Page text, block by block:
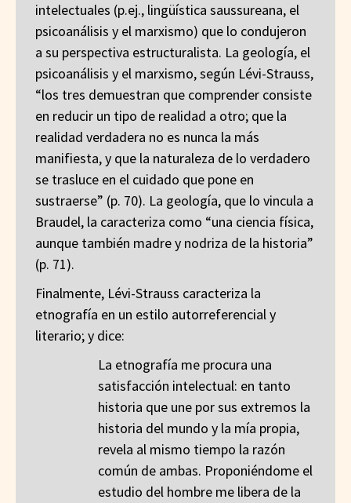
intelectuales (p.ej., lingüística saussureana, el
psicoanálisis y el marxismo) que lo condujeron
a su perspectiva estructuralista. La geología, el
psicoanálisis y el marxismo, según Lévi-Strauss,
“los tres demuestran que comprender consiste
en reducir un tipo de realidad a otro; que la
realidad verdadera no es nunca la más
manifiesta, y que la naturaleza de lo verdadero
se trasluce en el cuidado que pone en
sustraerse” (p. 70). La geología, que lo vincula a
Braudel, la caracteriza como “una ciencia física,
aunque también madre y nodriza de la historia”
(p. 71).
Finalmente, Lévi-Strauss caracteriza la
etnografía en un estilo autorreferencial y
literario; y dice:
La etnografía me procura una
satisfacción intelectual: en tanto
historia que une por sus extremos la
historia del mundo y la mía propia,
revela al mismo tiempo la razón
común de ambas. Proponiéndome el
estudio del hombre me libera de la